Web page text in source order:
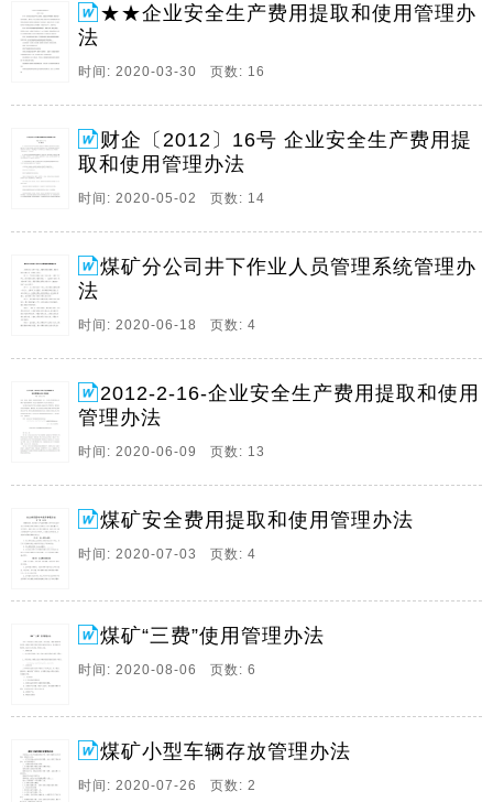
制，加强安全生产费用管理，保障企业安全生产资金投
入，维护企业、职工以及社会公共利益，依据中华人民
共和国安全生产法等有关法律法规和国务院关于加强安
步加强企业安全生产工作的通知（国发201023号），制
定本办法。第。
7、煤矿分公司井下作业人员管理系统管理办法 为加强
分公司井下作业人员管理系统的管理，确保系统的正常
业标准：煤矿井下作业人员管理系统使用与管理规范（
AQ10482007）及煤矿井下作业人员管理系统通用技术
条件（AQ62102007）的相关规定。第二条 分公司经理
为井下作业人员管理系统管理的第一责任人。主管部门
8、关于印发企业安全生产费用提取和使用管理办法的通
知财企201216号各省、自治区、直辖市、计划单列市财
政厅（局）、安全生产监督管理局，新疆生产建设兵团
财务局、安全生产监督管理局，有关中央管理企业：为
了建立企业安全生产投入长效机制，加强安全生产费用
管理，保障企业安全生产资金投入，维护企业、职工以
及社会公共利益，根据中华人民共和国安全生产法等有
关法律法规和国务院有关决。
9、中文简体 | 中文繁体 | 英文 | 邮箱 | 本网站搜索 搜 索
g4EDgB94 g3581g3109g4FC6g4EA5 |
g4FAg1C15g45DgD2D | g45DgD2Dg1FB2g7E5 |
g2305g15BBg2305g3FF4 | g79Cg1BB7g79Cg18D5 |
10、安全费用提取和使用管理办法第一章 总 则 根据财
政部、国家安全生产监督管理局关于印发企业安全生产
★★企业安全生产费用提取和使用管理办
法
时间: 2020-03-30 页数: 16
财企〔2012〕16号 企业安全生产费用提
取和使用管理办法
时间: 2020-05-02 页数: 14
煤矿分公司井下作业人员管理系统管理办
法
时间: 2020-06-18 页数: 4
2012-2-16-企业安全生产费用提取和使用
管理办法
时间: 2020-06-09 页数: 13
煤矿安全费用提取和使用管理办法
时间: 2020-07-03 页数: 4
煤矿“三费”使用管理办法
时间: 2020-08-06 页数: 6
煤矿小型车辆存放管理办法
时间: 2020-07-26 页数: 2